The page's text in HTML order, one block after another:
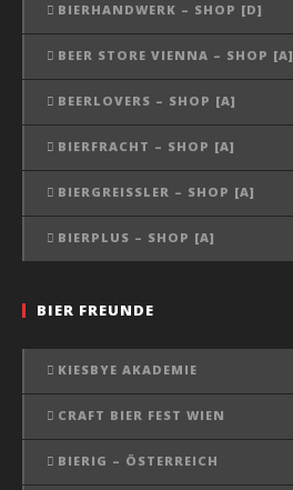
BIERHANDWERK – SHOP [D]
BEER STORE VIENNA – SHOP [A]
BEERLOVERS – SHOP [A]
BIERFRACHT – SHOP [A]
BIERGREISSLER – SHOP [A]
BIERPLUS – SHOP [A]
BIER FREUNDE
KIESBYE AKADEMIE
CRAFT BIER FEST WIEN
BIERIG – ÖSTERREICH